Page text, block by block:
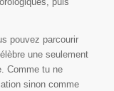
pouvez parcourir
une seulement
Comme tu ne
sinon comme